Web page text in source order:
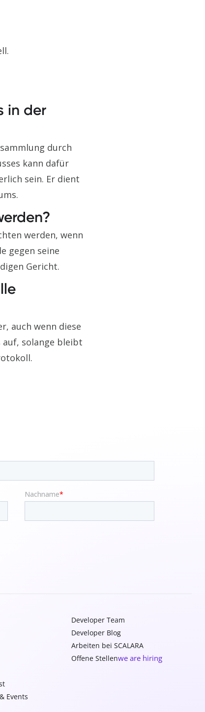
in der
durch
kann dafür
sein. Er dient
werden, wenn
gegen seine
Gericht.
auch wenn diese
solange bleibt
Events
Developer Team
Developer Blog
Arbeiten bei SCALARA
Offene Stellenwe are hiring